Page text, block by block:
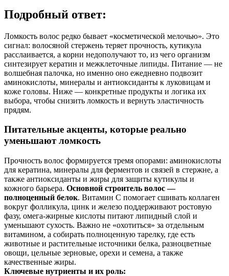
Подробный ответ:
Ломкость волос редко бывает «косметической мелочью». Это
сигнал: волосяной стержень теряет прочность, кутикула
расслаивается, а корни недополучают то, из чего организм
синтезирует кератин и межклеточные липиды. Питание — не
волшебная палочка, но именно оно ежедневно подвозит
аминокислоты, минералы и антиоксиданты к луковицам и
коже головы. Ниже — конкретные продукты и логика их
выбора, чтобы снизить ломкость и вернуть эластичность
прядям.
Питательные акценты, которые реально
уменьшают ломкость
Прочность волос формируется тремя опорами: аминокислоты
для кератина, минералы для ферментов и связей в стержне, а
также антиоксиданты и жиры для защиты кутикулы и
кожного барьера. Основной строитель волос —
полноценный белок. Витамин С помогает сшивать коллаген
вокруг фолликула, цинк и железо поддерживают ростовую
фазу, омега‑жирные кислоты питают липидный слой и
уменьшают сухость. Важно не «охотиться» за отдельным
витамином, а собирать полноценную тарелку, где есть
животные и растительные источники белка, разноцветные
овощи, цельные зерновые, орехи и семена, а также
качественные жиры.
Ключевые нутриенты и их роль: